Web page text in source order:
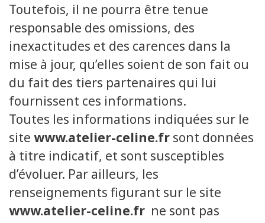
Toutefois, il ne pourra être tenue
responsable des omissions, des
inexactitudes et des carences dans la
mise à jour, qu’elles soient de son fait ou
du fait des tiers partenaires qui lui
fournissent ces informations.
Toutes les informations indiquées sur le
site www.atelier-celine.fr sont données
à titre indicatif, et sont susceptibles
d’évoluer. Par ailleurs, les
renseignements figurant sur le site
www.atelier-celine.fr ne sont pas